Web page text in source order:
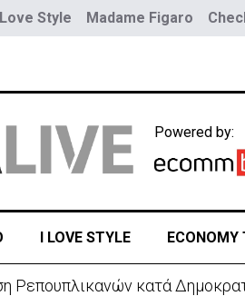
Style Madame Figaro
Powered by:
I LOVE STYLE ECONOMY
Ρεπουπλικανών κατά